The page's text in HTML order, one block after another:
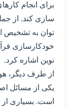
برای انجام
سازی کند. از
توان به تشخیص
خودکارسازی
نوین اشاره کرد.
از طرف دیگر،
یکی از مسائل
است. بسیاری